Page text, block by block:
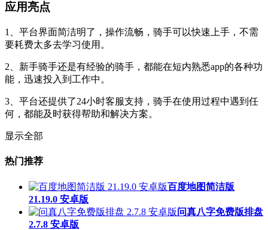
应用亮点
1、平台界面简洁明了，操作流畅，骑手可以快速上手，不需
要耗费太多去学习使用。
2、新手骑手还是有经验的骑手，都能在短内熟悉app的各种功
能，迅速投入到工作中。
3、平台还提供了24小时客服支持，骑手在使用过程中遇到任
何，都能及时获得帮助和解决方案。
显示全部
热门推荐
百度地图简洁版
21.19.0 安卓版
问真八字免费版排盘
2.7.8 安卓版